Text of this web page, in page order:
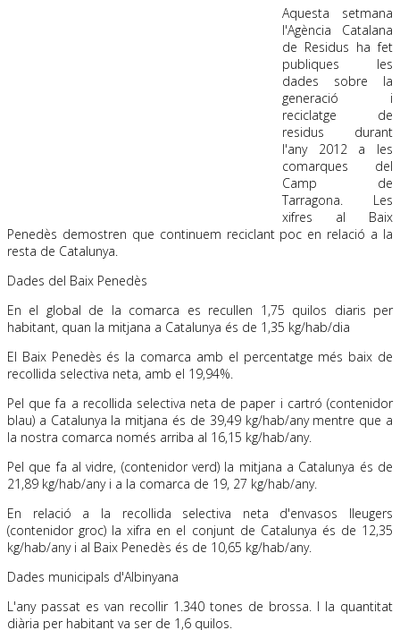
Aquesta setmana
l'Agència Catalana
de Residus ha fet
publiques les
dades sobre la
generació i
reciclatge de
residus durant
l'any 2012 a les
comarques del
Camp de
Tarragona. Les
xifres al Baix
Penedès demostren que continuem reciclant poc en relació a la
resta de Catalunya.
Dades del Baix Penedès
En el global de la comarca es recullen 1,75 quilos diaris per
habitant, quan la mitjana a Catalunya és de 1,35 kg/hab/dia
El Baix Penedès és la comarca amb el percentatge més baix de
recollida selectiva neta, amb el 19,94%.
Pel que fa a recollida selectiva neta de paper i cartró (contenidor
blau) a Catalunya la mitjana és de 39,49 kg/hab/any mentre que a
la nostra comarca només arriba al 16,15 kg/hab/any.
Pel que fa al vidre, (contenidor verd) la mitjana a Catalunya és de
21,89 kg/hab/any i a la comarca de 19, 27 kg/hab/any.
En relació a la recollida selectiva neta d'envasos lleugers
(contenidor groc) la xifra en el conjunt de Catalunya és de 12,35
kg/hab/any i al Baix Penedès és de 10,65 kg/hab/any.
Dades municipals d'Albinyana
L'any passat es van recollir 1.340 tones de brossa. I la quantitat
diària per habitant va ser de 1,6 quilos.